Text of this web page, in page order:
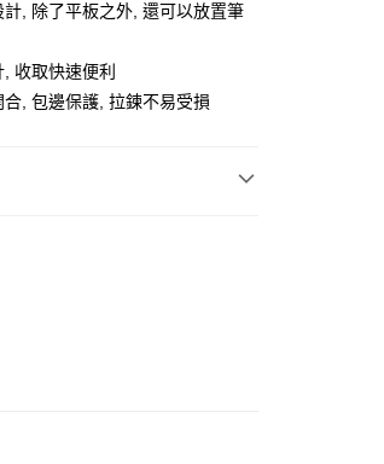
計, 除了平板之外, 還可以放置筆
收取快速便利
合, 包邊保護, 拉鍊不易受損